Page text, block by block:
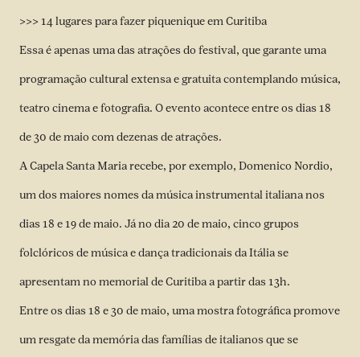
>>> 14 lugares para fazer piquenique em Curitiba
Essa é apenas uma das atrações do festival, que garante uma
programação cultural extensa e gratuita contemplando música,
teatro cinema e fotografia. O evento acontece entre os dias 18
de 30 de maio com dezenas de atrações.
A Capela Santa Maria recebe, por exemplo, Domenico Nordio,
um dos maiores nomes da música instrumental italiana nos
dias 18 e 19 de maio. Já no dia 20 de maio, cinco grupos
folclóricos de música e dança tradicionais da Itália se
apresentam no memorial de Curitiba a partir das 13h.
Entre os dias 18 e 30 de maio, uma mostra fotográfica promove
um resgate da memória das famílias de italianos que se